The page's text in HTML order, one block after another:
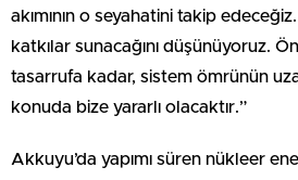
akımının o seyahatini takip
katkılar sunacağını düşünüyoruz.
tasarrufa kadar, sistem ömrünün
konuda bize yararlı olacaktır.”
Akkuyu’da yapımı süren nükleer